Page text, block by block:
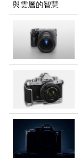
與雲層的智慧
App「Atmos」登